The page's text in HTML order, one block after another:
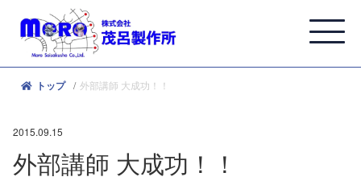
トップ 外部講師 大成功！！
2015.09.15
外部講師 大成功！！